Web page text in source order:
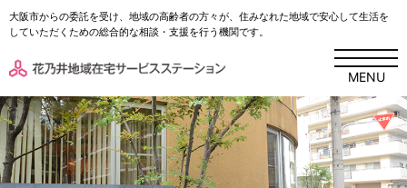
大阪市からの委託を受け、地域の高齢者の方々が、住みなれた地域で安心して生活を
していただくための総合的な相談・支援を行う機関です。
MENU